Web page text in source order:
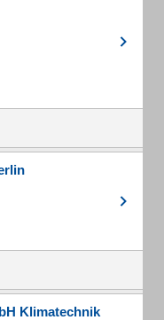
Klimatechnik